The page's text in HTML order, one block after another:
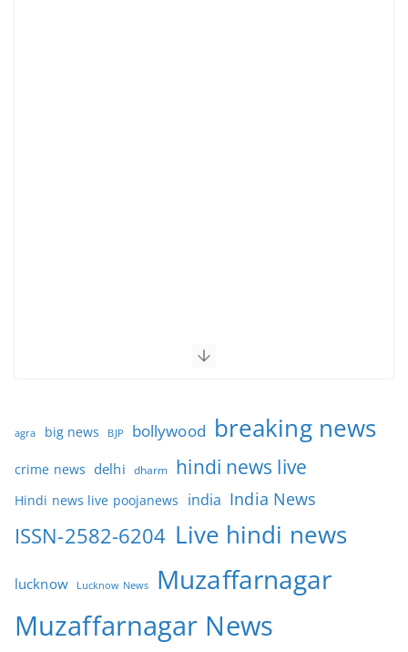
agra big news BJP bollywood breaking news
crime news delhi dharm hindi news live
Hindi news live poojanews india India News
ISSN-2582-6204 Live hindi news
lucknow Lucknow News Muzaffarnagar
Muzaffarnagar News